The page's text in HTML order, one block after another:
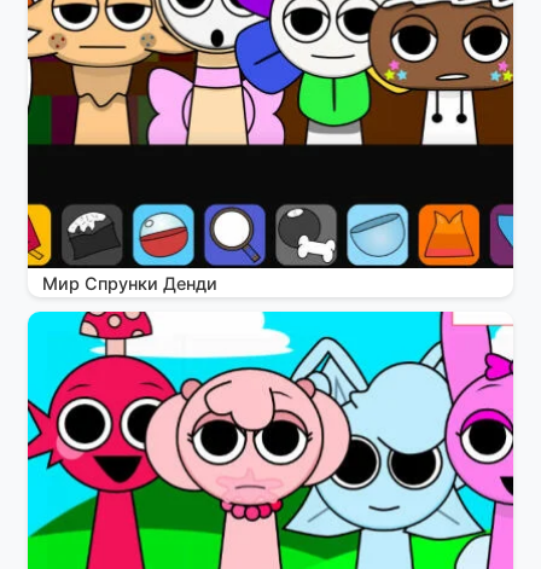
Мир Спрунки Денди